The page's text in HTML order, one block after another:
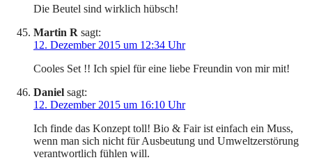
Die Beutel sind wirklich hübsch!
Martin R sagt:
12. Dezember 2015 um 12:34 Uhr
Cooles Set !! Ich spiel für eine liebe Freundin von mir mit!
Daniel sagt:
12. Dezember 2015 um 16:10 Uhr
Ich finde das Konzept toll! Bio & Fair ist einfach ein Muss,
wenn man sich nicht für Ausbeutung und Umweltzerstörung
verantwortlich fühlen will.